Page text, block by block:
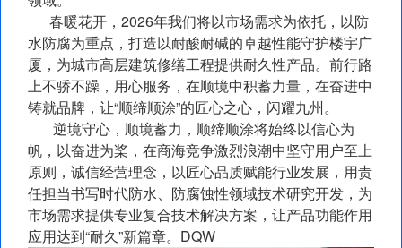
春暖花开，2026年我们将以市场需求为依托，以防
水防腐为重点，打造以耐酸耐碱的卓越性能守护楼宇广
厦，为城市高层建筑修缮工程提供耐久性产品。前行路
上不骄不躁，用心服务，在顺境中积蓄力量，在奋进中
铸就品牌，让“顺缔顺涂”的匠心之心，闪耀九州。
逆境守心，顺境蓄力，顺缔顺涂将始终以信心为
帆，以奋进为桨，在商海竞争激烈浪潮中坚守用户至上
原则，诚信经营理念，以匠心品质赋能行业发展，用责
任担当书写时代防水、防腐蚀性领域技术研究开发，为
市场需求提供专业复合技术解决方案，让产品功能作用
应用达到“耐久”新篇章。DQW